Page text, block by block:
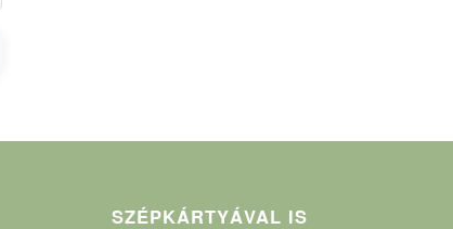
SZÉPKÁRTYÁVAL IS